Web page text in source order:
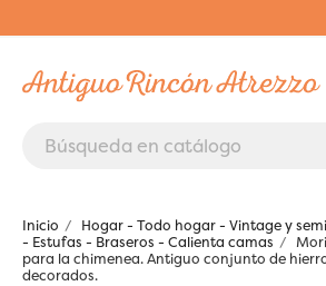
Inicio Hogar - Todo hogar - Vintage y
- Estufas - Braseros - Calienta camas
para la chimenea. Antiguo conjunto de
decorados.